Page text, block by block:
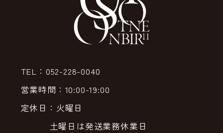
TEL：052-228-0040
営業時間：10:00-19:00
定休日：火曜日
土曜日は発送業務休業日